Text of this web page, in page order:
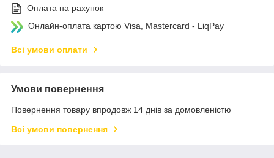
Оплата на рахунок
Онлайн-оплата картою Visa, Mastercard - LiqPay
Всі умови оплати
Умови повернення
Повернення товару впродовж 14 днів за домовленістю
Всі умови повернення